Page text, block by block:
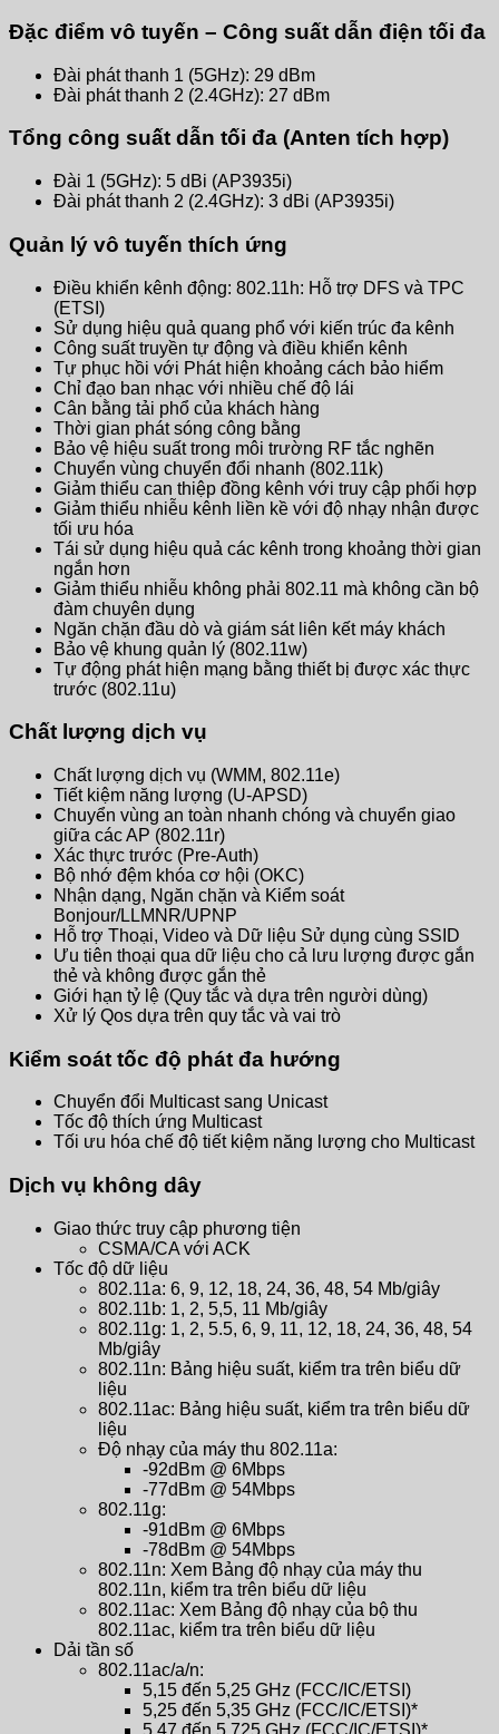
Đặc điểm vô tuyến – Công suất dẫn điện tối đa
Đài phát thanh 1 (5GHz): 29 dBm
Đài phát thanh 2 (2.4GHz): 27 dBm
Tổng công suất dẫn tối đa (Anten tích hợp)
Đài 1 (5GHz): 5 dBi (AP3935i)
Đài phát thanh 2 (2.4GHz): 3 dBi (AP3935i)
Quản lý vô tuyến thích ứng
Điều khiển kênh động: 802.11h: Hỗ trợ DFS và TPC
(ETSI)
Sử dụng hiệu quả quang phổ với kiến ​​trúc đa kênh
Công suất truyền tự động và điều khiển kênh
Tự phục hồi với Phát hiện khoảng cách bảo hiểm
Chỉ đạo ban nhạc với nhiều chế độ lái
Cân bằng tải phổ của khách hàng
Thời gian phát sóng công bằng
Bảo vệ hiệu suất trong môi trường RF tắc nghẽn
Chuyển vùng chuyển đổi nhanh (802.11k)
Giảm thiểu can thiệp đồng kênh với truy cập phối hợp
Giảm thiểu nhiễu kênh liền kề với độ nhạy nhận được
tối ưu hóa
Tái sử dụng hiệu quả các kênh trong khoảng thời gian
ngắn hơn
Giảm thiểu nhiễu không phải 802.11 mà không cần bộ
đàm chuyên dụng
Ngăn chặn đầu dò và giám sát liên kết máy khách
Bảo vệ khung quản lý (802.11w)
Tự động phát hiện mạng bằng thiết bị được xác thực
trước (802.11u)
Chất lượng dịch vụ
Chất lượng dịch vụ (WMM, 802.11e)
Tiết kiệm năng lượng (U-APSD)
Chuyển vùng an toàn nhanh chóng và chuyển giao
giữa các AP (802.11r)
Xác thực trước (Pre-Auth)
Bộ nhớ đệm khóa cơ hội (OKC)
Nhận dạng, Ngăn chặn và Kiểm soát
Bonjour/LLMNR/UPNP
Hỗ trợ Thoại, Video và Dữ liệu Sử dụng cùng SSID
Ưu tiên thoại qua dữ liệu cho cả lưu lượng được gắn
thẻ và không được gắn thẻ
Giới hạn tỷ lệ (Quy tắc và dựa trên người dùng)
Xử lý Qos dựa trên quy tắc và vai trò
Kiểm soát tốc độ phát đa hướng
Chuyển đổi Multicast sang Unicast
Tốc độ thích ứng Multicast
Tối ưu hóa chế độ tiết kiệm năng lượng cho Multicast
Dịch vụ không dây
Giao thức truy cập phương tiện
CSMA/CA với ACK
Tốc độ dữ liệu
802.11a: 6, 9, 12, 18, 24, 36, 48, 54 Mb/giây
802.11b: 1, 2, 5,5, 11 Mb/giây
802.11g: 1, 2, 5.5, 6, 9, 11, 12, 18, 24, 36, 48, 54
Mb/giây
802.11n: Bảng hiệu suất, kiểm tra trên biểu dữ
liệu
802.11ac: Bảng hiệu suất, kiểm tra trên biểu dữ
liệu
Độ nhạy của máy thu 802.11a:
-92dBm @ 6Mbps
-77dBm @ 54Mbps
802.11g:
-91dBm @ 6Mbps
-78dBm @ 54Mbps
802.11n: Xem Bảng độ nhạy của máy thu
802.11n, kiểm tra trên biểu dữ liệu
802.11ac: Xem Bảng độ nhạy của bộ thu
802.11ac, kiểm tra trên biểu dữ liệu
Dải tần số
802.11ac/a/n:
5,15 đến 5,25 GHz (FCC/IC/ETSI)
5,25 đến 5,35 GHz (FCC/IC/ETSI)*
5,47 đến 5,725 GHz (FCC/IC/ETSI)*